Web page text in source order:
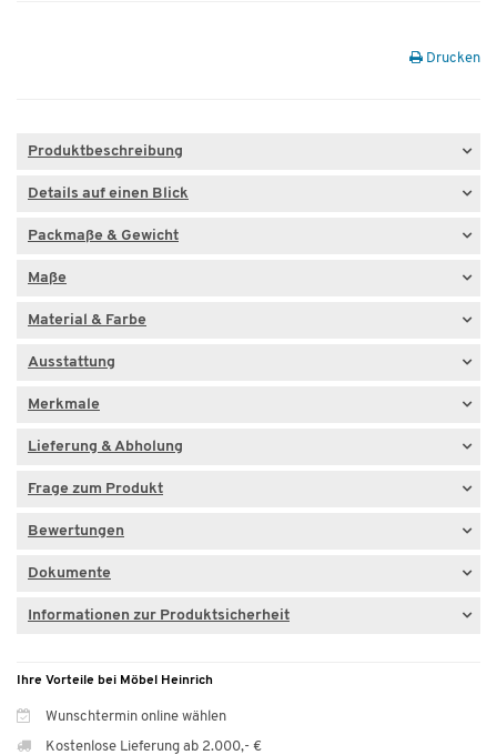
Drucken
Produktbeschreibung
Details auf einen Blick
Packmaße & Gewicht
Maße
Material & Farbe
Ausstattung
Merkmale
Lieferung & Abholung
Frage zum Produkt
Bewertungen
Dokumente
Informationen zur Produktsicherheit
Ihre Vorteile bei Möbel Heinrich
Wunschtermin online wählen
Kostenlose Lieferung ab 2.000,- €